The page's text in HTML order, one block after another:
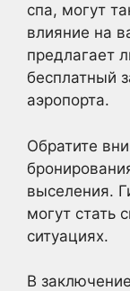
спа, могут
влияние на
предлагает
бесплатный
аэропорта.
Обратите
выселения.
могут стать
ситуациях.
В